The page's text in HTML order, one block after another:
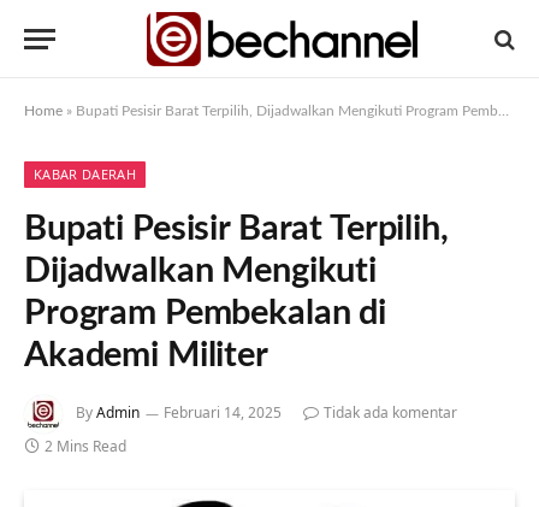
Home » Bupati Pesisir Barat Terpilih, Dijadwalkan Mengikuti Program Pembekalan di Akademi Militer
KABAR DAERAH
Bupati Pesisir Barat Terpilih,
Dijadwalkan Mengikuti
Program Pembekalan di
Akademi Militer
ByAdmin Februari 14, 2025
Tidak ada komentar
2 Mins Read